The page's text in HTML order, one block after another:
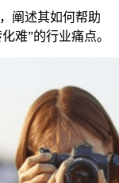
阐述其如何帮助
难”的行业痛点。